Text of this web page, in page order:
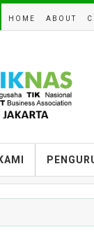
HOME ABOUT